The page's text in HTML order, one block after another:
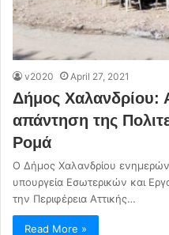
v2020 April 27, 2021
Δήμος Χαλανδρίου:
απάντηση της
Ρομά
Ο Δήμος Χαλανδρίου
υπουργεία Εσωτερικών και
την Περιφέρεια Αττικής…
Read More »